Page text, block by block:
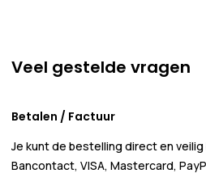
Veel gestelde vragen
Betalen / Factuur
Je kunt de bestelling direct en veilig
Bancontact, VISA, Mastercard,